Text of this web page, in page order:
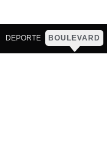
DEPORTE BOULEVARD